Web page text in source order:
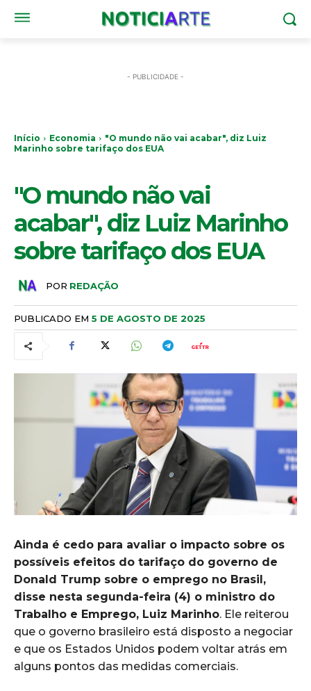
- PUBLICIDADE -
Início Economia
"O mundo não vai acabar", diz Luiz
Marinho sobre tarifaço dos EUA
"O mundo não vai
acabar", diz Luiz Marinho
sobre tarifaço dos EUA
POR REDAÇÃO
PUBLICADO EM 5 DE AGOSTO DE 2025
Ainda é cedo para avaliar o impacto sobre os
possíveis efeitos do tarifaço do governo de
Donald Trump sobre o emprego no Brasil,
disse nesta segunda-feira (4) o ministro do
Trabalho e Emprego, Luiz Marinho. Ele reiterou
que o governo brasileiro está disposto a negociar
e que os Estados Unidos podem voltar atrás em
alguns pontos das medidas comerciais.